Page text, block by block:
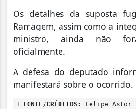
Os detalhes da suposta
Ramagem, assim como a
ministro, ainda não
oficialmente.
A defesa do deputado
manifestará sobre o ocorrido.
FONTE/CRÉDITOS:
Felipe Astor